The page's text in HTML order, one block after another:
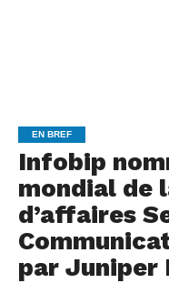
EN BREF
Infobip
mondial de
d’affaires
par Juniper